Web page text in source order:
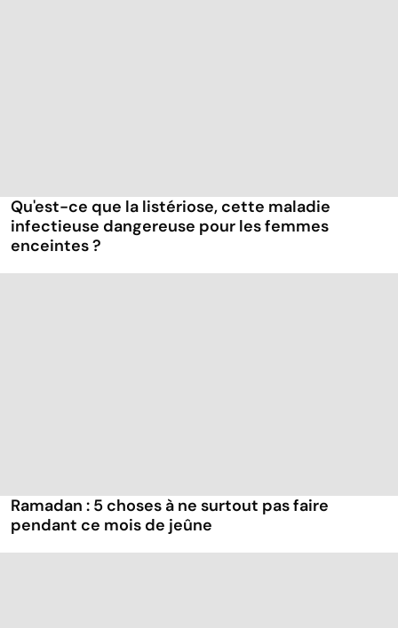
Qu'est-ce que la listériose, cette maladie
infectieuse dangereuse pour les femmes
enceintes ?
Ramadan : 5 choses à ne surtout pas faire
pendant ce mois de jeûne